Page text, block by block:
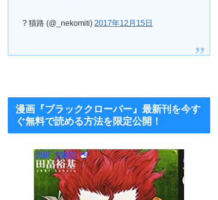
? 猫路 (@_nekomiti) 2017年12月15日
漫画『ブラッククローバー』最新刊を今す
ぐ無料で読める方法を限定公開！